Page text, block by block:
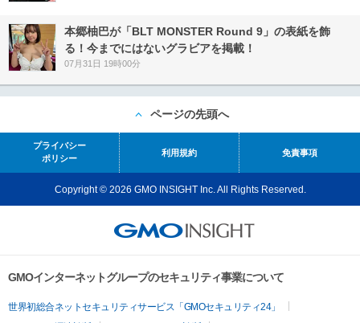
本郷柚巴が「BLT MONSTER Round 9」の表紙を飾
る！今までにはないグラビアを掲載！
07月31日 19時00分
ページの先頭へ
プライバシー
ポリシー
利用規約 免責事項
Copyright © 2026 GMO INSIGHT Inc. All Rights Reserved.
GMOインターネットグループのセキュリティ事業について
世界初総合ネットセキュリティサービス「GMOセキュリティ24」